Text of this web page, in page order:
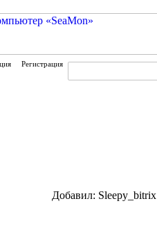
Регистрация
Добавил: Sleepy_bitrix